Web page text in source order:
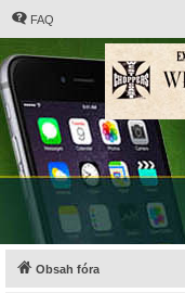
FAQ
Obsah fóra